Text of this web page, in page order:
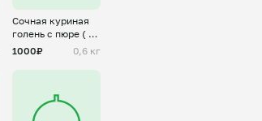
Сочная куриная
голень с пюре ( на
2 персоны)
1000₽ 0,6 кг